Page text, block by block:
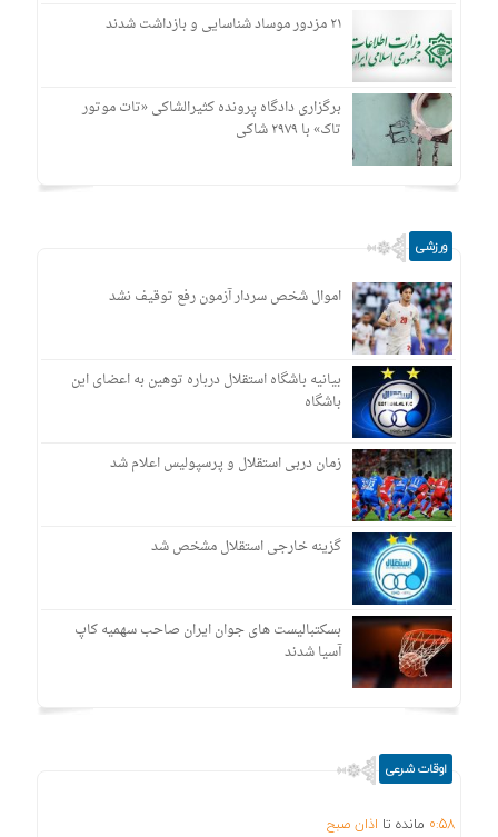
۲۱ مزدور موساد شناسایی و بازداشت شدند
برگزاری دادگاه پرونده کثیرالشاکی «تات موتور
تاک» با ۲۹۷۹ شاکی
ورزشی
اموال شخص سردار آزمون رفع توقیف نشد
بیانیه باشگاه استقلال درباره توهین به اعضای این
باشگاه
زمان دربی استقلال و پرسپولیس اعلام شد
گزینه خارجی استقلال مشخص شد
بسکتبالیست های جوان ایران صاحب سهمیه کاپ
آسیا شدند
اوقات شرعی
0:58 مانده تا اذان صبح